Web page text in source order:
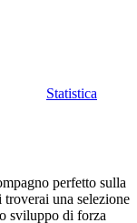
Statistica
perfetto sulla
una selezione
sviluppo di forza